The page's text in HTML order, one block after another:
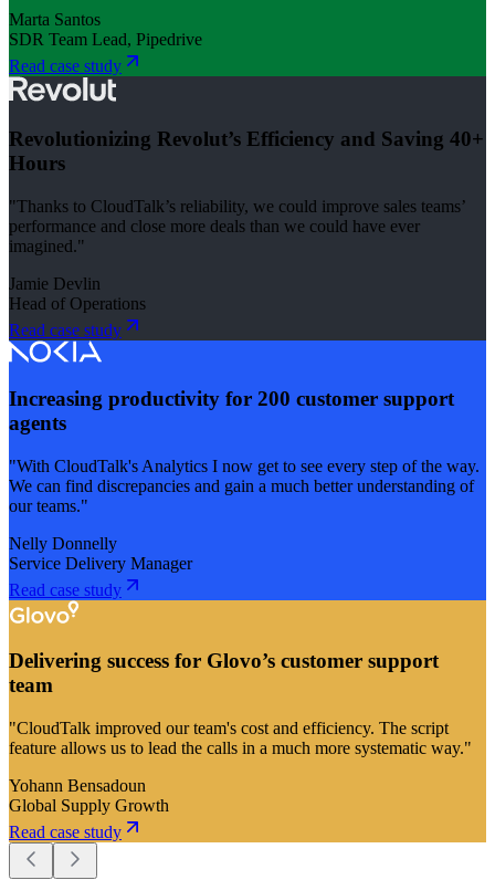
Marta Santos
SDR Team Lead, Pipedrive
Read case study
Revolutionizing Revolut’s Efficiency and Saving 40+
Hours
"Thanks to CloudTalk’s reliability, we could improve sales teams’
performance and close more deals than we could have ever
imagined."
Jamie Devlin
Head of Operations
Read case study
Increasing productivity for 200 customer support
agents
"With CloudTalk's Analytics I now get to see every step of the way.
We can find discrepancies and gain a much better understanding of
our teams."
Nelly Donnelly
Service Delivery Manager
Read case study
Delivering success for Glovo’s customer support
team
"CloudTalk improved our team's cost and efficiency. The script
feature allows us to lead the calls in a much more systematic way."
Yohann Bensadoun
Global Supply Growth
Read case study